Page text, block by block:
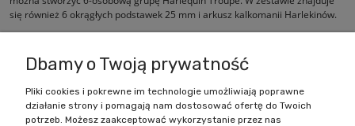
się również 6 okrągłych podstawek 25 mm i arkusz kalkomanii Harlekinów.
Zakupy
Dbamy o Twoją prywatność
Pliki cookies i pokrewne im technologie umożliwiają poprawne
działanie strony i pomagają nam dostosować ofertę do Twoich
potrzeb. Możesz zaakceptować wykorzystanie przez nas